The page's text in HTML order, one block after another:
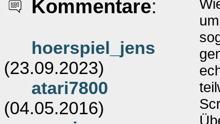
Kommentare:
hoerspiel_jens
(23.09.2023)
atari7800
(04.05.2016)